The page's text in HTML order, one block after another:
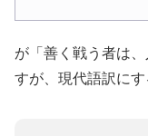
が「善く戦う者は
すが、現代語訳にす